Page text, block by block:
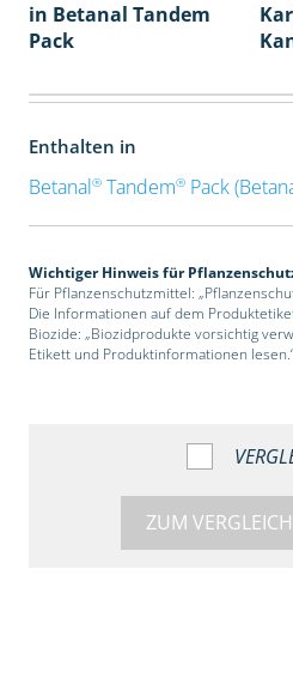
in Betanal Tandem
Pack
Enthalten in
Betanal®Tandem®Pack
Wichtiger Hinweis für
Für Pflanzenschutzmittel:
Die Informationen auf dem
Biozide: „Biozidprodukte vorsichtig
Etikett und Produktinformationen
ZUM VERGLEICH